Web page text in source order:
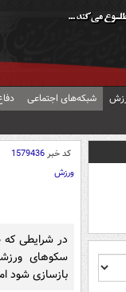
شبکه‌های اجتماعی
کد خبر1579436
ورزش
در شرایطی که
سکوهای
بازسازی شود